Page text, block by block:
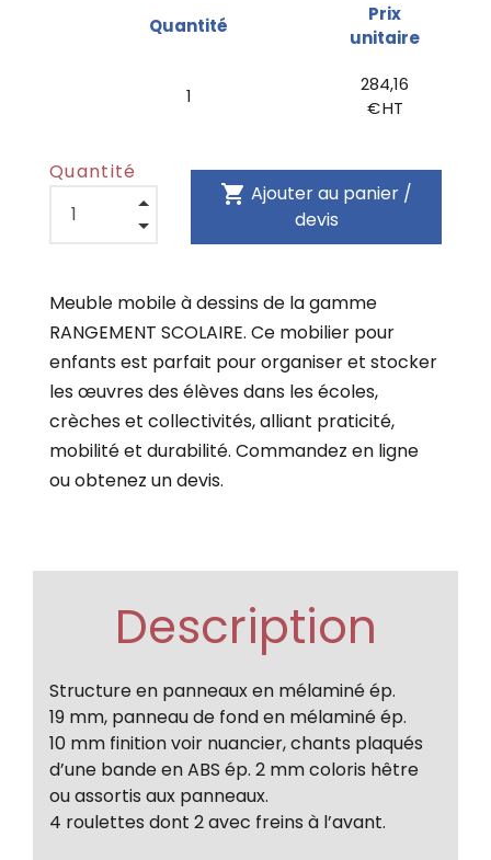
Quantité
Prix
unitaire
1
284,16
€ HT
Quantité
shopping_cart Ajouter au panier /
devis
Meuble mobile à dessins de la gamme
RANGEMENT SCOLAIRE. Ce mobilier pour
enfants est parfait pour organiser et stocker
les œuvres des élèves dans les écoles,
crèches et collectivités, alliant praticité,
mobilité et durabilité. Commandez en ligne
ou obtenez un devis.
Description
Structure en panneaux en mélaminé ép.
19 mm, panneau de fond en mélaminé ép.
10 mm finition voir nuancier, chants plaqués
d’une bande en ABS ép. 2 mm coloris hêtre
ou assortis aux panneaux.
4 roulettes dont 2 avec freins à l’avant.